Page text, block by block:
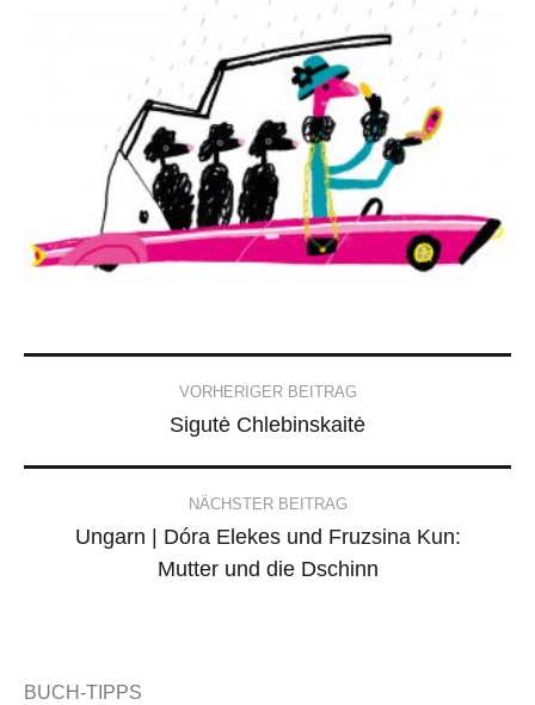
navigation
VORHERIGER BEITRAG
Sigutė Chlebinskaitė
NÄCHSTER BEITRAG
Ungarn | Dóra Elekes und Fruzsina Kun:
Mutter und die Dschinn
BUCH-TIPPS